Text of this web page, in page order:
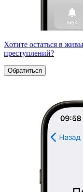
Хотите остаться в
преступлений?
Обратиться